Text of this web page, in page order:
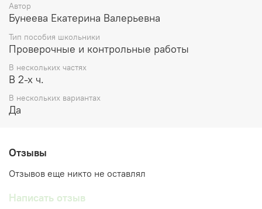
Автор
Бунеева Екатерина Валерьевна
Тип пособия школьники
Проверочные и контрольные работы
В нескольких частях
В 2-х ч.
В нескольких вариантах
Да
Отзывы
Отзывов еще никто не оставлял
Написать отзыв